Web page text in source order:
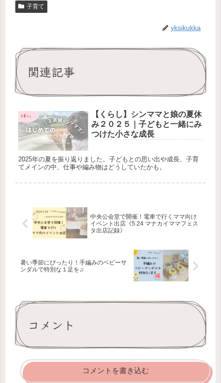
子育て
yksikukka
関連記事
【くらし】シンママと娘の夏休
み２０２５｜子どもと一緒にみ
つけた小さな成長
2025年の夏を振り返りました。子どもとの思い出や成長、子育
てメインの中、仕事や編み物はどうしていたかも。
中央公会堂で開催！電車で行くママ向け
イベント出店《5.24 マナカイママフェス
タ出店記録》
暑い季節にぴったり！手編みのベビーサ
ンダルで特別な１足を♫
コメント
コメントを書き込む